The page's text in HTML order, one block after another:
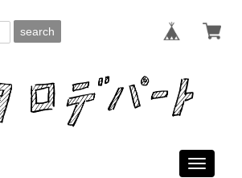
search
Toggle